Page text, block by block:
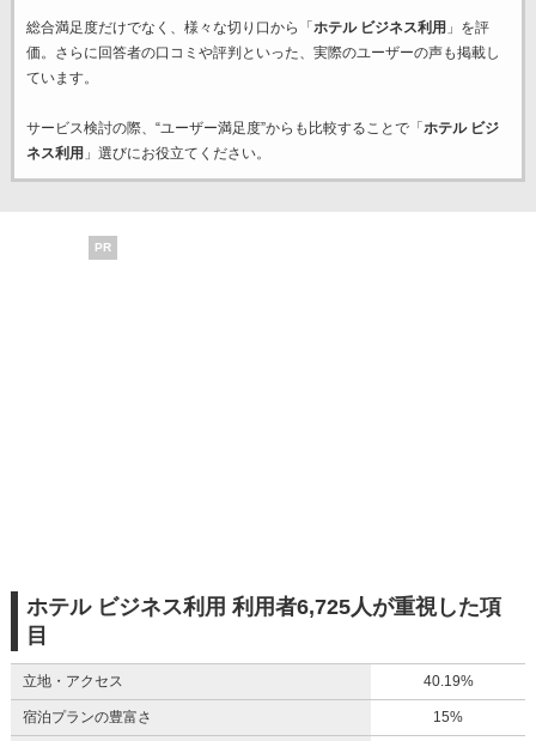
総合満足度だけでなく、様々な切り口から「 ホテル ビジネス利用 」を評
価。さらに回答者の口コミや評判といった、実際のユーザーの声も掲載し
ています。
サービス検討の際、“ユーザー満足度”からも比較することで「 ホテル ビジ
ネス利用 」選びにお役立てください。
PR
ホテル ビジネス利用 利用者6,725人が重視した項
目
立地・アクセス 40.19%
宿泊プランの豊富さ 15%